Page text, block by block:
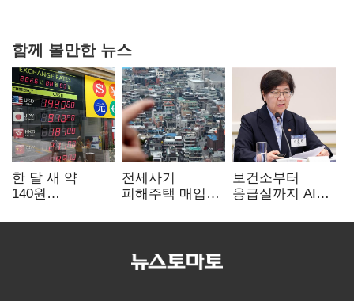
함께 볼만한 뉴스
한 달 새 약
140원
엔저'에 원화
전세사기
피해주택 매입
누적 피해자
보건소부터
응급실까지 AI
혁신 본격화